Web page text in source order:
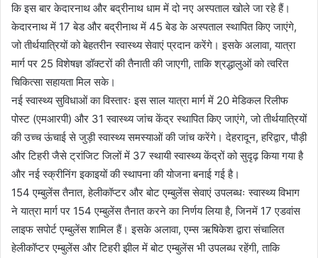
कि इस बार केदारनाथ और बद्रीनाथ धाम में दो नए अस्पताल खोले जा रहे हैं।
केदारनाथ में 17 बेड और बद्रीनाथ में 45 बेड के अस्पताल स्थापित किए जाएंगे,
जो तीर्थयात्रियों को बेहतरीन स्वास्थ्य सेवाएं प्रदान करेंगे। इसके अलावा, यात्रा
मार्ग पर 25 विशेषज्ञ डॉक्टरों की तैनाती की जाएगी, ताकि श्रद्धालुओं को त्वरित
चिकित्सा सहायता मिल सके।
नई स्वास्थ्य सुविधाओं का विस्तारः इस साल यात्रा मार्ग में 20 मेडिकल रिलीफ
पोस्ट (एमआरपी) और 31 स्वास्थ्य जांच केंद्र स्थापित किए जाएंगे, जो तीर्थयात्रियों
की उच्च ऊंचाई से जुड़ी स्वास्थ्य समस्याओं की जांच करेंगे। देहरादून, हरिद्वार, पौड़ी
और टिहरी जैसे ट्रांजिट जिलों में 37 स्थायी स्वास्थ्य केंद्रों को सुदृढ़ किया गया है
और नई स्क्रीनिंग इकाइयों की स्थापना की योजना बनाई गई है।
154 एम्बुलेंस तैनात, हेलीकॉप्टर और बोट एम्बुलेंस सेवाएं उपलब्धः स्वास्थ्य विभाग
ने यात्रा मार्ग पर 154 एम्बुलेंस तैनात करने का निर्णय लिया है, जिनमें 17 एडवांस
लाइफ सपोर्ट एम्बुलेंस शामिल हैं। इसके अलावा, एम्स ऋषिकेश द्वारा संचालित
हेलीकॉप्टर एम्बुलेंस और टिहरी झील में बोट एम्बुलेंस भी उपलब्ध रहेंगी, ताकि